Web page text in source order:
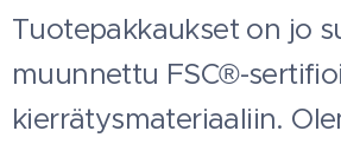
Tuotepakkaukset on jo
muunnettu FSC®-
kierrätysmateriaaliin.